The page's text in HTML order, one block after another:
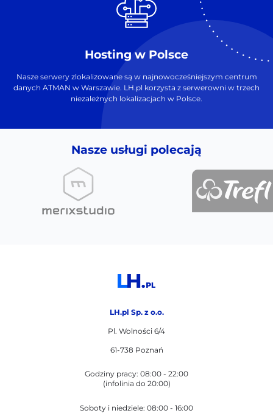
Hosting w Polsce
Nasze serwery zlokalizowane są w najnowocześniejszym centrum
danych ATMAN w Warszawie. LH.pl korzysta z serwerowni w trzech
niezależnych lokalizacjach w Polsce.
Nasze usługi polecają
LH.pl Sp. z o.o.
Pl. Wolności 6/4
61-738 Poznań
Godziny pracy: 08:00 - 22:00
(infolinia do 20:00)
Soboty i niedziele: 08:00 - 16:00